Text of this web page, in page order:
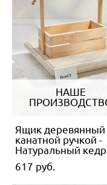
НАШЕ
Ящик деревянный
канатной ручкой -
Натуральный кедр
617 pуб.